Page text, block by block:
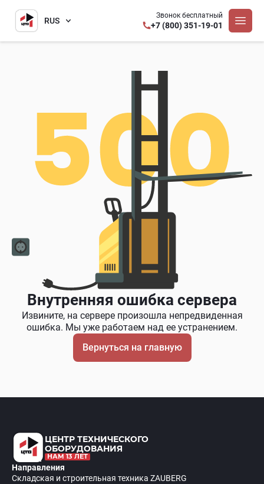
Звонок бесплатный
+7 (800) 351-19-01
RUS
Внутренняя ошибка сервера
Извините, на сервере произошла непредвиденная
ошибка. Мы уже работаем над ее устранением.
Вернуться на главную
ЦЕНТР ТЕХНИЧЕСКОГО
ОБОРУДОВАНИЯ
НАМ 13 ЛЕТ
Направления
Складская и строительная техника ZAUBERG